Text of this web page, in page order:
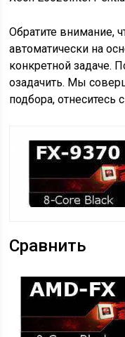
Обратите внимание,
автоматически на
конкретной задаче.
озадачить. Мы
подбора, отнеситесь
Сравнить